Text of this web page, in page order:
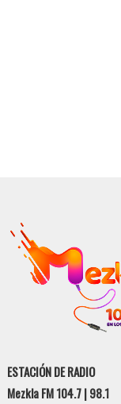
ESTACIÓN DE RADIO
Mezkla FM 104.7 | 98.1